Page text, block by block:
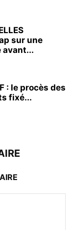
sur une
avant...
: le procès des
fixé...